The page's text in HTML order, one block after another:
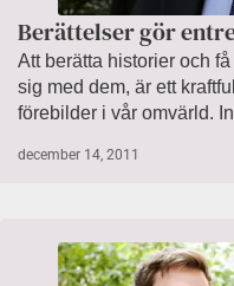
Berättelser gör
Att berätta historier och
sig med dem, är ett
förebilder i vår omvärld.
december 14, 2011